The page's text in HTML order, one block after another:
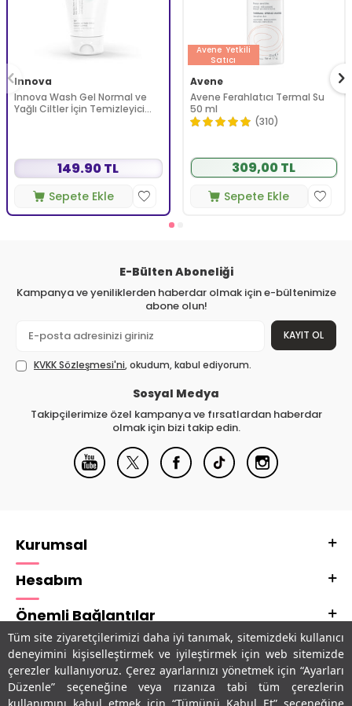
Tüm site ziyaretçilerimizi daha iyi tanımak, sitemizdeki kullanıcı
deneyimini kişiselleştirmek ve iyileştirmek için web sitemizde
çerezler kullanıyoruz. Çerez ayarlarınızı yönetmek için “Ayarları
Düzenle” seçeneğine veya rızanıza tabi tüm çerezlerin
Innova
Innova Wash Gel Normal ve
Yağlı Ciltler İçin Temizleyici
149.90 TL
Sepete Ekle
Avene Yetkili
Satıcı
Avene
Avene Ferahlatıcı Termal Su
50 ml
(310)
309,00 TL
Sepete Ekle
E-Bülten Aboneliği
Kampanya ve yeniliklerden haberdar olmak için e-bültenimize
abone olun!
KAYIT OL
KVKK Sözleşmesi'ni, okudum, kabul ediyorum.
Sosyal Medya
Takipçilerimize özel kampanya ve fırsatlardan haberdar
olmak için bizi takip edin.
Kurumsal
Hesabım
Önemli Bağlantılar
Adres & İletişim
Uygulamalarımız